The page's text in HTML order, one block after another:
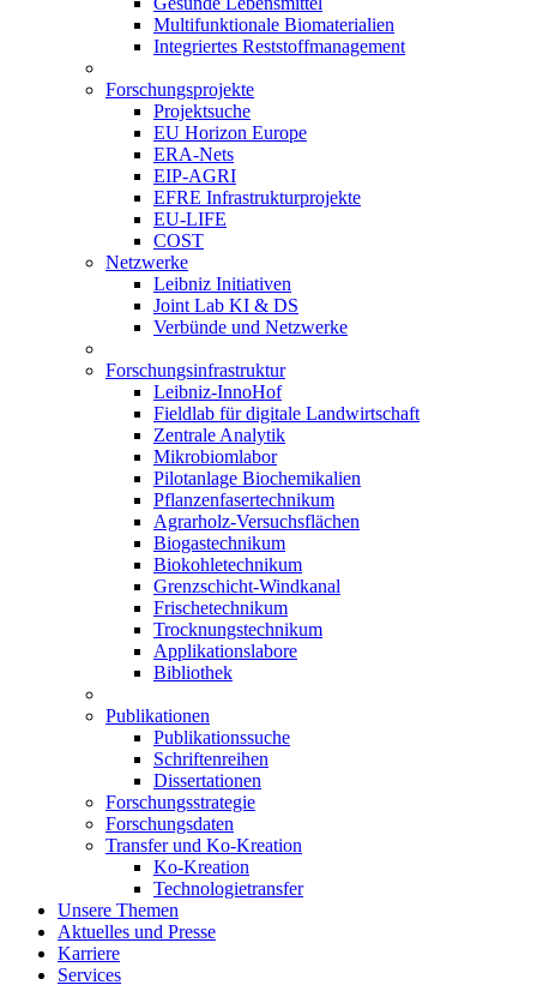
Multifunktionale Biomaterialien
Integriertes Reststoffmanagement
Forschungsprojekte
Projektsuche
EU Horizon Europe
ERA-Nets
EIP-AGRI
EFRE Infrastrukturprojekte
EU-LIFE
COST
Netzwerke
Leibniz Initiativen
Joint Lab KI & DS
Verbünde und Netzwerke
Forschungsinfrastruktur
Leibniz-InnoHof
Fieldlab für digitale Landwirtschaft
Zentrale Analytik
Mikrobiomlabor
Pilotanlage Biochemikalien
Pflanzenfasertechnikum
Agrarholz-Versuchsflächen
Biogastechnikum
Biokohletechnikum
Grenzschicht-Windkanal
Frischetechnikum
Trocknungstechnikum
Applikationslabore
Bibliothek
Publikationen
Publikationssuche
Schriftenreihen
Dissertationen
Forschungsstrategie
Forschungsdaten
Transfer und Ko-Kreation
Ko-Kreation
Technologietransfer
Unsere Themen
Aktuelles und Presse
Karriere
Services